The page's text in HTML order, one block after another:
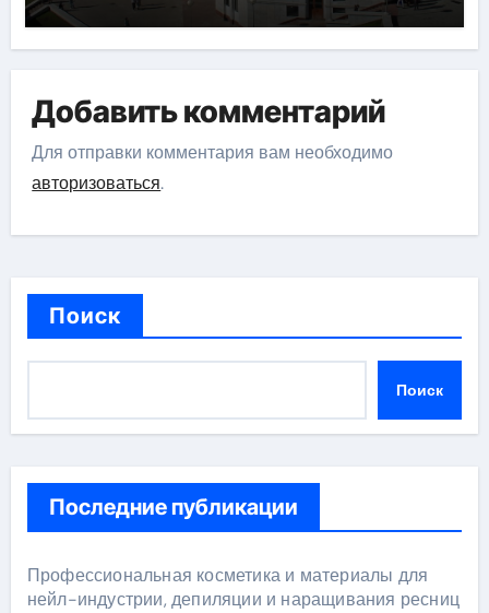
Добавить комментарий
Для отправки комментария вам необходимо
авторизоваться.
Поиск
Поиск
Последние публикации
Профессиональная косметика и материалы для
нейл-индустрии, депиляции и наращивания ресниц